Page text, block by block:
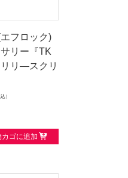
フロック)
リー『TK
リ―スクリ
カゴに追加